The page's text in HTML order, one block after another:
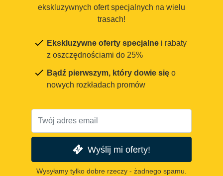
ekskluzywnych ofert specjalnych na wielu
trasach!
Ekskluzywne oferty specjalne i rabaty
z oszczędnościami do 25%
Bądź pierwszym, który dowie się o
nowych rozkładach promów
Wyślij mi oferty!
Wysyłamy tylko dobre rzeczy - żadnego spamu.